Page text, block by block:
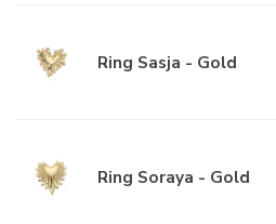
Ring Sasja - Gold
Ring Soraya - Gold